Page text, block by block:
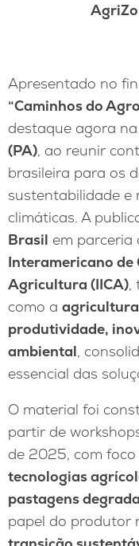
Apresentado no
“Caminhos do
destaque agora na
(PA), ao reunir
brasileira para os
sustentabilidade e
climáticas. A
Brasil em parceria
Interamericano de
Agricultura (IICA),
como a
produtividade,
ambiental,
essencial das
O material foi
partir de
de 2025, com foco
tecnologias
pastagens
papel do produtor